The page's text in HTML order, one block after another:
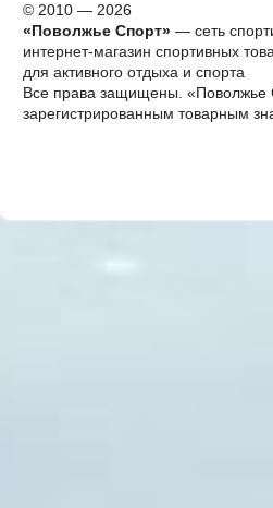
© 2010 — 2026
«Поволжье Спорт»— сеть
интернет-магазин спортивных
для активного отдыха и спорта
Все права защищены. «Поволжье
зарегистрированным товарным